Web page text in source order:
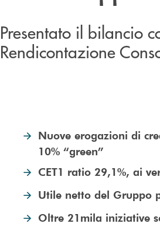
Presentato il bilancio
Rendicontazione
Nuove erogazioni di
10% “green”
CET1 ratio 29,1%, ai
Utile netto del Gruppo
Oltre 21mila iniziative